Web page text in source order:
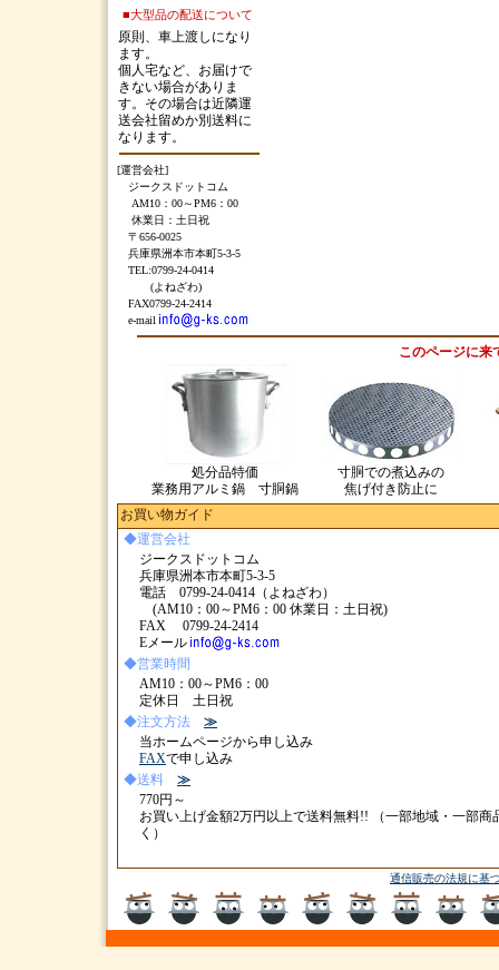
■大型品の配送について
原則、車上渡しになり
ます。
個人宅など、お届けで
きない場合がありま
す。その場合は近隣運
送会社留めか別送料に
なります。
[運営会社]
ジークスドットコム
AM10：00～PM6：00
休業日：土日祝
〒656-0025
兵庫県洲本市本町5-3-5
TEL:0799-24-0414
(よねざわ)
FAX0799-24-2414
e-mail
このページに来
処分品特価
業務用アルミ鍋 寸胴鍋
寸胴での煮込みの
焦げ付き防止に
お買い物ガイド
◆運営会社
ジークスドットコム
兵庫県洲本市本町5-3-5
電話 0799-24-0414（よねざわ）
(AM10：00～PM6：00 休業日：土日祝)
FAX 0799-24-2414
Eメール
◆営業時間
AM10：00～PM6：00
定休日 土日祝
◆注文方法 ≫
当ホームページから申し込み
FAXで申し込み
◆送料
≫
770円～
お買い上げ金額2万円以上で送料無料!! （一部地域・一部商
く）
通信販売の法規に基